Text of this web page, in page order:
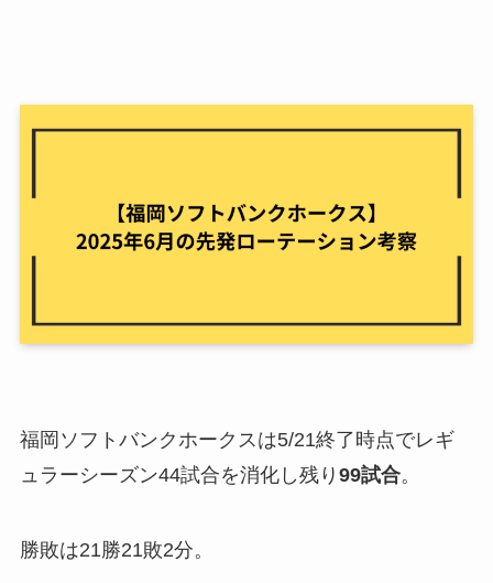
福岡ソフトバンクホークスは5/21終了時点でレギ
ュラーシーズン44試合を消化し残り 99試合。
勝敗は21勝21敗2分。